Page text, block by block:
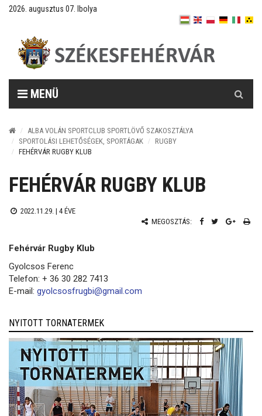
2026. augusztus 07. Ibolya
MENÜ
ALBA VOLÁN SPORTCLUB SPORTLÖVŐ SZAKOSZTÁLYA
SPORTOLÁSI LEHETŐSÉGEK, SPORTÁGAK
RUGBY
FEHÉRVÁR RUGBY KLUB
FEHÉRVÁR RUGBY KLUB
2022.11.29. | 4 ÉVE
MEGOSZTÁS:
Fehérvár Rugby Klub
Gyolcsos Ferenc
Telefon: + 36 30 282 7413
E-mail: gyolcsosfrugbi@gmail.com
NYITOTT TORNATERMEK